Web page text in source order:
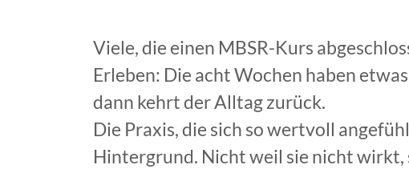
Viele, die einen MBSR-Kurs
Erleben: Die acht Wochen haben
dann kehrt der Alltag zurück.
Die Praxis, die sich so wertvoll
Hintergrund. Nicht weil sie nicht wirkt,